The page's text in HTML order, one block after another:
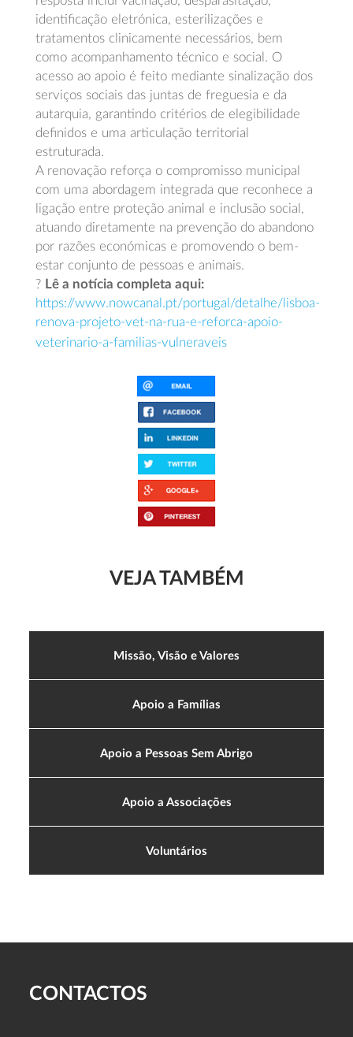
identificação eletrónica, esterilizações e
tratamentos clinicamente necessários, bem
como acompanhamento técnico e social. O
acesso ao apoio é feito mediante sinalização dos
serviços sociais das juntas de freguesia e da
autarquia, garantindo critérios de elegibilidade
definidos e uma articulação territorial
estruturada.
A renovação reforça o compromisso municipal
com uma abordagem integrada que reconhece a
ligação entre proteção animal e inclusão social,
atuando diretamente na prevenção do abandono
por razões económicas e promovendo o bem-
estar conjunto de pessoas e animais.
? Lê a notícia completa aqui:
https://www.nowcanal.pt/portugal/detalhe/lisboa-
renova-projeto-vet-na-rua-e-reforca-apoio-
veterinario-a-familias-vulneraveis
VEJA TAMBÉM
Missão, Visão e Valores
Apoio a Famílias
Apoio a Pessoas Sem Abrigo
Apoio a Associações
Voluntários
CONTACTOS